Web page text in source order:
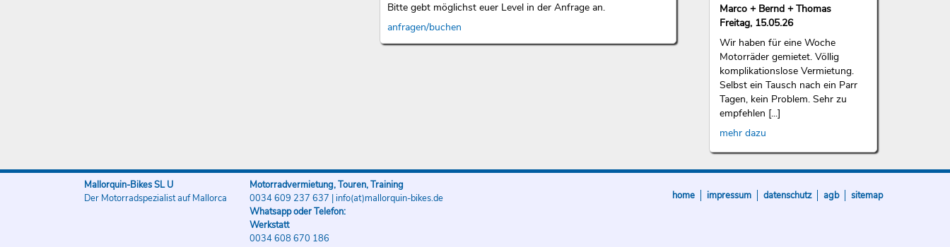
Marco + Bernd + Thomas
Freitag, 15.05.26
Wir haben für eine Woche
Motorräder gemietet. Völlig
komplikationslose Vermietung.
Selbst ein Tausch nach ein Parr
Tagen, kein Problem. Sehr zu
empfehlen [...]
mehr dazu
Bitte gebt möglichst euer Level in der Anfrage an.
anfragen/buchen
Mallorquin-Bikes SL U
Der Motorradspezialist auf Mallorca
Motorradvermietung, Touren, Training
0034 609 237 637 |info(at)mallorquin-bikes.de
Whatsapp oder Telefon:
Werkstatt
0034 608 670 186
home impressum datenschutz agb sitemap